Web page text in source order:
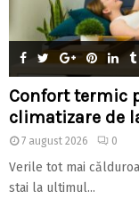
Confort termic
climatizare de
7 august 2026 0
Verile tot mai
stai la ultimul...